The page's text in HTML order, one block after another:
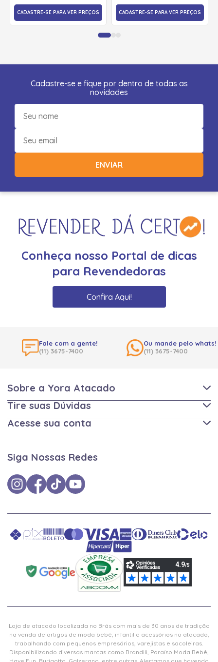
CADASTRE-SE PARA VER PREÇOS CADASTRE-SE PARA VER PREÇOS
Cadastre-se e fique por dentro de todas as
novidades
ENVIAR
Conheça nosso Portal de dicas
para Revendedoras
Confira Aqui!
Fale com a gente!
(11) 3675-7400
Ou mande pelo whats!
(11) 3675-7400
Sobre a Yora Atacado
Tire suas Dúvidas
Acesse sua conta
Siga Nossas Redes
Loja de atacado localizada no Brás com mais de 30 anos de tradição
na venda de artigos de moda bebê, infantil e acessórios no atacado,
trabalhando com pequenos empresários, varejistas e sacoleiras.
Disponibilizando diversas marcas como Brandili, Paraíso Moda Bebê,